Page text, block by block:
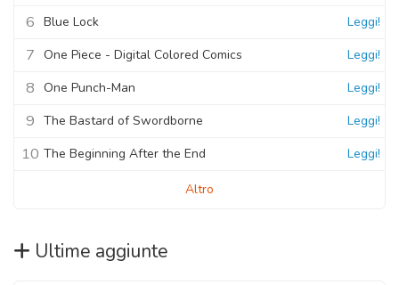
6 Blue Lock Leggi!
7 One Piece - Digital Colored Comics Leggi!
8 One Punch-Man Leggi!
9 The Bastard of Swordborne Leggi!
10 The Beginning After the End Leggi!
Altro
Ultime aggiunte